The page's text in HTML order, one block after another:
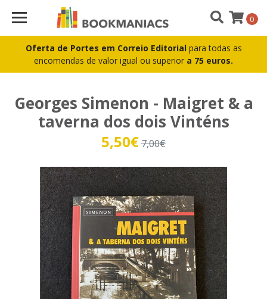
Oferta de Portes em Correio Editorial para todas as
encomendas de valor igual ou superior a 75 euros.
0
Georges Simenon - Maigret & a
taverna dos dois Vinténs
5,50€7,00€